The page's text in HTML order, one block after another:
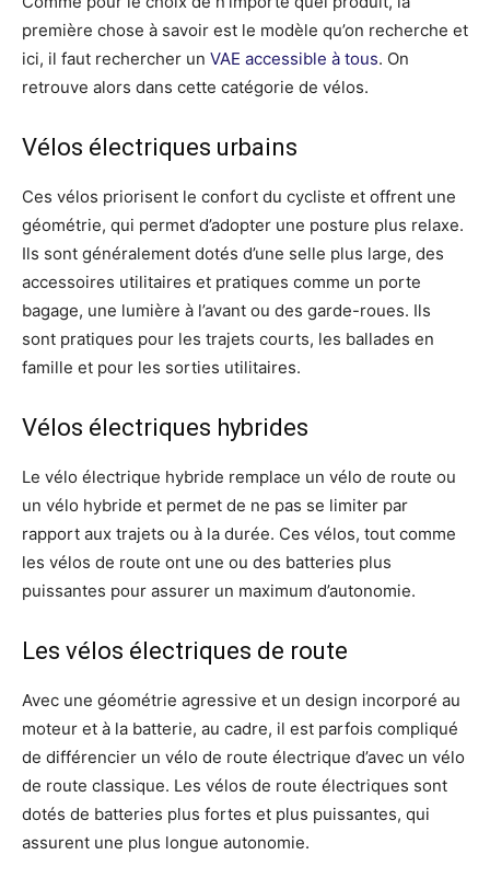
première chose à savoir est le modèle qu’on recherche et
ici, il faut rechercher un VAE accessible à tous. On
retrouve alors dans cette catégorie de vélos.
Vélos électriques urbains
Ces vélos priorisent le confort du cycliste et offrent une
géométrie, qui permet d’adopter une posture plus relaxe.
Ils sont généralement dotés d’une selle plus large, des
accessoires utilitaires et pratiques comme un porte
bagage, une lumière à l’avant ou des garde-roues. Ils
sont pratiques pour les trajets courts, les ballades en
famille et pour les sorties utilitaires.
Vélos électriques hybrides
Le vélo électrique hybride remplace un vélo de route ou
un vélo hybride et permet de ne pas se limiter par
rapport aux trajets ou à la durée. Ces vélos, tout comme
les vélos de route ont une ou des batteries plus
puissantes pour assurer un maximum d’autonomie.
Les vélos électriques de route
Avec une géométrie agressive et un design incorporé au
moteur et à la batterie, au cadre, il est parfois compliqué
de différencier un vélo de route électrique d’avec un vélo
de route classique. Les vélos de route électriques sont
dotés de batteries plus fortes et plus puissantes, qui
assurent une plus longue autonomie.